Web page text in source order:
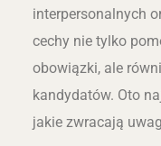
interpersonalnych
cechy nie tylko
obowiązki, ale
kandydatów. Oto
jakie zwracają